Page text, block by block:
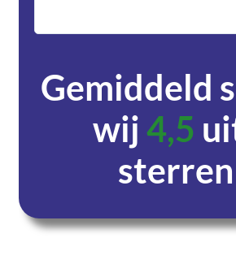
Gemiddeld
wij4,5